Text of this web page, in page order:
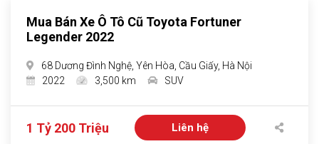
Mua Bán Xe Ô Tô Cũ Toyota Fortuner
Legender 2022
68 Dương Đình Nghệ, Yên Hòa, Cầu Giấy, Hà Nội
2022
3,500 km SUV
1 Tỷ 200 Triệu Liên hệ